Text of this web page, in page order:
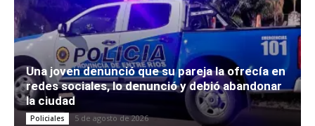
Una joven denunció que su pareja la ofrecía en
redes sociales, lo denunció y debió abandonar
la ciudad
Policiales 5 de agosto de 2026